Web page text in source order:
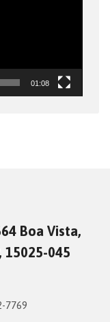
01:08
Boa Vista,
15025-045
7769